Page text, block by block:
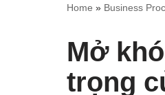
Home » Business
Mở
trọng